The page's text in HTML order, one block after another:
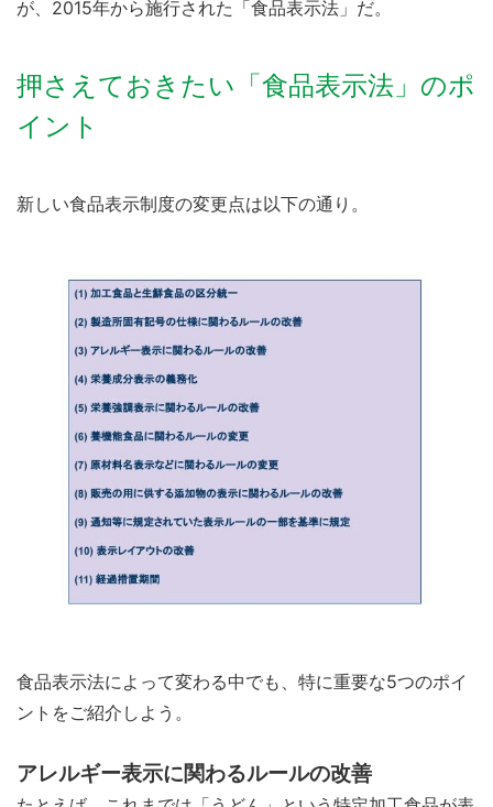
が、2015年から施行された「食品表示法」だ。
押さえておきたい「食品表示法」のポ
イント
新しい食品表示制度の変更点は以下の通り。
食品表示法によって変わる中でも、特に重要な5つのポイ
ントをご紹介しよう。
アレルギー表示に関わるルールの改善